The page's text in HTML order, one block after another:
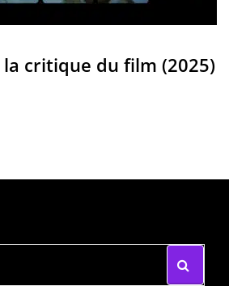
critique du film (2025)